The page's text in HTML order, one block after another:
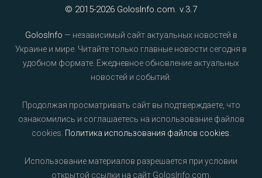
© 2015-2026 GolosInfo.com. v.3.7
GolosInfo — независимый сайт актуальных новостей в
Украине и мире. Читайте только главные новости сегодня в
удобном формате. Ежедневное обновление актуальных
новостей и событий.
Продолжая просматривать сайт вы подтверждаете, что
ознакомились и соглашаетесь на использование файлов
cookies. Политика использования файлов cookies
Использование материалов разрешается при условии
открытой ссылки на сайт GolosInfo.com.